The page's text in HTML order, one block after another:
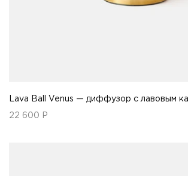
Lava Ball Venus — диффузор с лавовым
22 600 Р